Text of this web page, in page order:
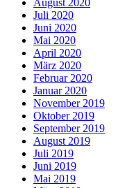
August 2020
Juli 2020
Juni 2020
Mai 2020
April 2020
März 2020
Februar 2020
Januar 2020
November 2019
Oktober 2019
September 2019
August 2019
Juli 2019
Juni 2019
Mai 2019